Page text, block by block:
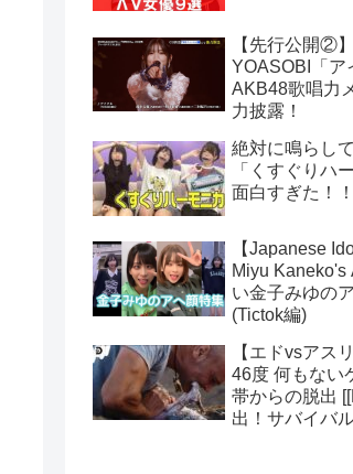
【先行公開②】
YOASOBI「ア
AKB48歌唱力
力披露！
絶対に鳴らし
「くすぐりハ
面白すぎた！！
【Japanese
Miyu Kaneko's
い金子みゆの
(Tictok編)
【エドvsアス
46度 何もないケニア火山地
帯からの脱出
出！サバイバ